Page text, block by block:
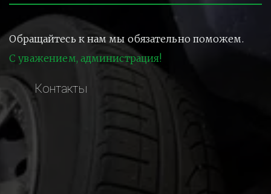
Обращайтесь к нам мы обязательно поможем.
С уважением, администрация!
Контакты